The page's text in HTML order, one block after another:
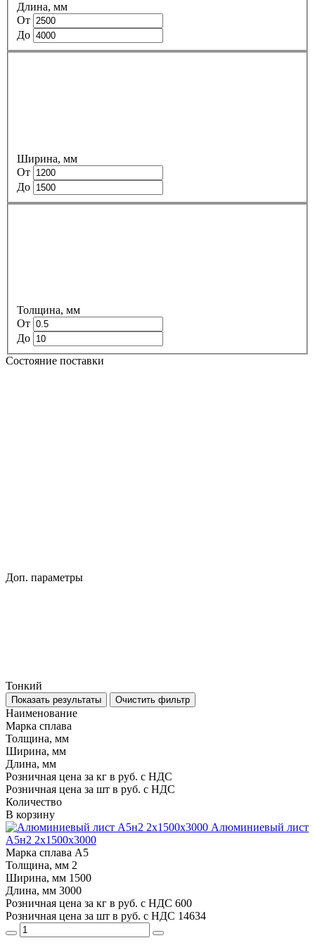
Длина, мм
От
До
Ширина, мм
От
До
Толщина, мм
От
До
Состояние поставки
Доп. параметры
Тонкий
Показать результаты Очистить фильтр
Наименование
Марка сплава
Толщина, мм
Ширина, мм
Длина, мм
Розничная цена за кг в руб. с НДС
Розничная цена за шт в руб. с НДС
Количество
В корзину
Алюминиевый лист
А5н2 2х1500х3000
Марка сплава А5
Толщина, мм 2
Ширина, мм 1500
Длина, мм 3000
Розничная цена за кг в руб. с НДС 600
Розничная цена за шт в руб. с НДС 14634